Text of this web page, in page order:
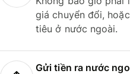
giá chuyển đổi,
tiêu ở nước ngoài.
Gửi tiền ra nước